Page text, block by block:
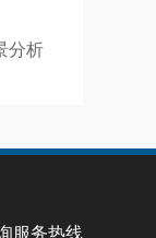
分析
服务热线